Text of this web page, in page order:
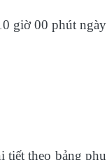
giờ 00 phút ngày
tiết theo bảng phụ